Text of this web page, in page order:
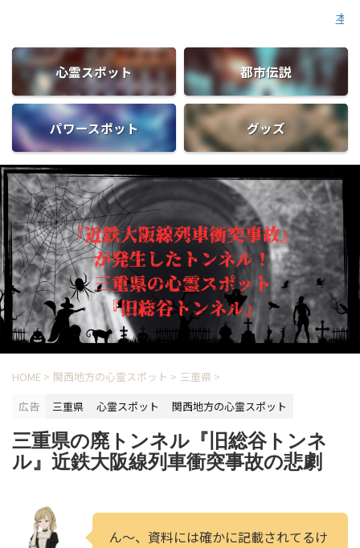
本サイトはア
心霊スポット 都市伝説
パワースポット グッズ
HOME > 関西地方の心霊スポット > 三重県 >
広告
三重県 心霊スポット 関西地方の心霊スポット
三重県の廃トンネル『旧総谷トンネ
ル』近鉄大阪線列車衝突事故の悲劇
ん～、資料には確かに記載されてるけ